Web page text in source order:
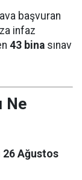
başvuran
infaz
43 bina sınav
Ne
26 Ağustos